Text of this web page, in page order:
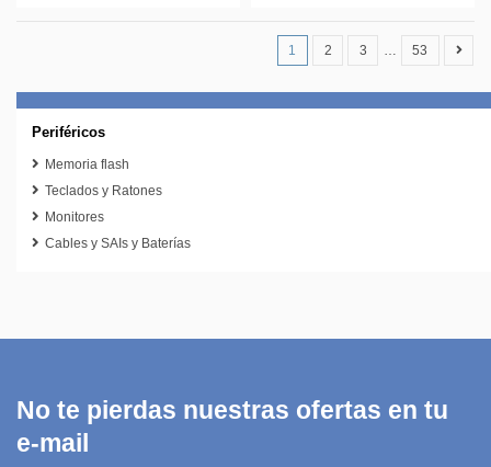
1 2 3 … 53
Periféricos
Memoria flash
Teclados y Ratones
Monitores
Cables y SAIs y Baterías
No te pierdas nuestras ofertas en tu
e-mail